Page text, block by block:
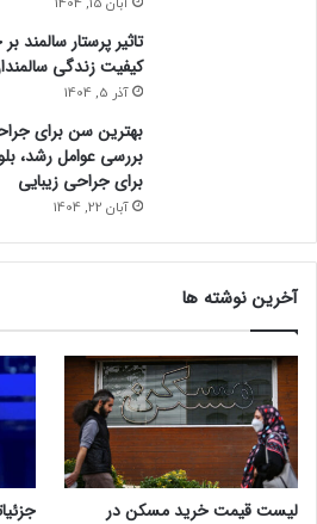
آبان 15, 1404
تاثیر پرستار
کیفیت زندگی
آذر 5, 1404
بررسی عوامل رشد،
برای جراحی زیبایی
آبان 22, 1404
آخرین نوشته ها
لیست قیمت خرید مسکن در